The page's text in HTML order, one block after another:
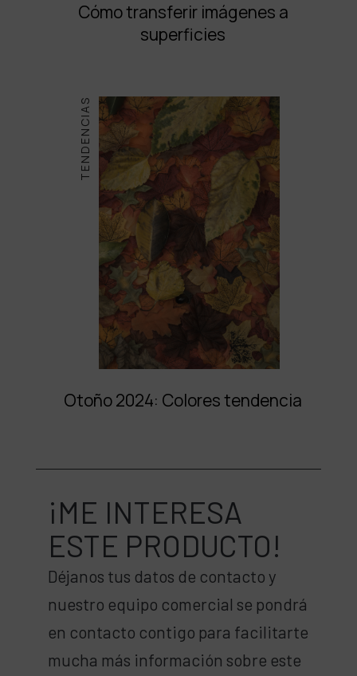
Cómo transferir imágenes a
superficies
TENDENCIAS
Otoño 2024: Colores tendencia
¡ME INTERESA
ESTE PRODUCTO!
Déjanos tus datos de contacto y
nuestro equipo comercial se pondrá
en contacto contigo para facilitarte
mucha más información sobre este